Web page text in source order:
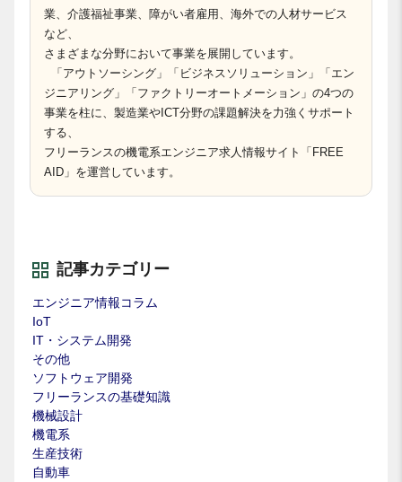
業、介護福祉事業、障がい者雇用、海外での人材サービス
など、
さまざまな分野において事業を展開しています。
「アウトソーシング」「ビジネスソリューション」「エン
ジニアリング」「ファクトリーオートメーション」の4つの
事業を柱に、製造業やICT分野の課題解決を力強くサポート
する、
フリーランスの機電系エンジニア求人情報サイト「FREE
AID」を運営しています。
記事カテゴリー
エンジニア情報コラム
IoT
IT・システム開発
その他
ソフトウェア開発
フリーランスの基礎知識
機械設計
機電系
生産技術
自動車